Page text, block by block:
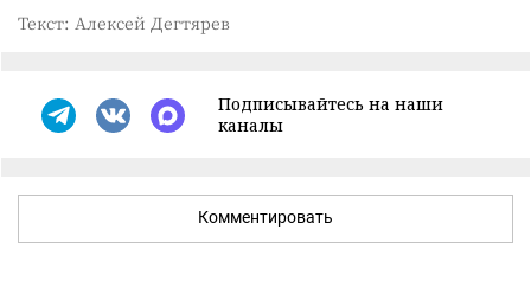
Текст: Алексей Дегтярев
Подписывайтесь на наши
каналы
Комментировать